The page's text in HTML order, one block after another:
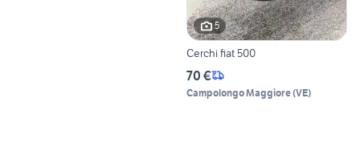
5
Cerchi fiat 500
70 €
Campolongo Maggiore(VE)